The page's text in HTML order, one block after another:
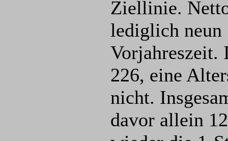
Ziellinie.
lediglich neun
Vorjahreszeit.
226, eine
nicht.
davor allein